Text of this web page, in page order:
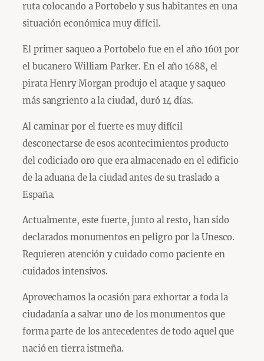
ruta colocando a Portobelo y sus habitantes en una
situación económica muy difícil.
El primer saqueo a Portobelo fue en el año 1601 por
el bucanero William Parker. En el año 1688, el
pirata Henry Morgan produjo el ataque y saqueo
más sangriento a la ciudad, duró 14 días.
Al caminar por el fuerte es muy difícil
desconectarse de esos acontecimientos producto
del codiciado oro que era almacenado en el edificio
de la aduana de la ciudad antes de su traslado a
España.
Actualmente, este fuerte, junto al resto, han sido
declarados monumentos en peligro por la Unesco.
Requieren atención y cuidado como paciente en
cuidados intensivos.
Aprovechamos la ocasión para exhortar a toda la
ciudadanía a salvar uno de los monumentos que
forma parte de los antecedentes de todo aquel que
nació en tierra istmeña.